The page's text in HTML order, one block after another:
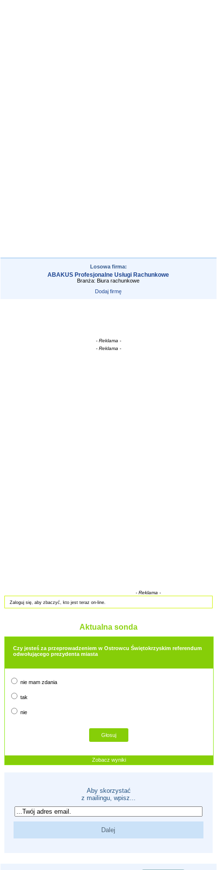
Losowa firma:
ABAKUS Profesjonalne Usługi Rachunkowe
Branża: Biura rachunkowe
Dodaj firmę
- Reklama -
- Reklama -
- Reklama -
Zaloguj się, aby zbaczyć, kto jest teraz on-line.
Aktualna sonda
Czy jesteś za przeprowadzeniem w Ostrowcu Świętokrzyskim referendum
odwołującego prezydenta miasta
nie mam zdania
tak
nie
Zobacz wyniki
Aby skorzystać
z mailingu, wpisz...